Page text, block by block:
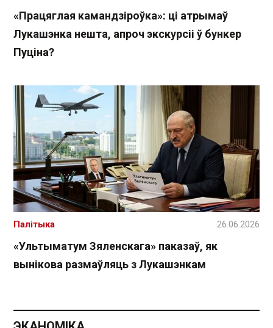
«Працяглая камандзіроўка»: ці атрымаў
Лукашэнка нешта, апроч экскурсіі ў бункер
Пуціна?
«Ультыматум Зяленскага» паказаў, як
вынікова размаўляць з Лукашэнкам
Палітыка 26.06.2026